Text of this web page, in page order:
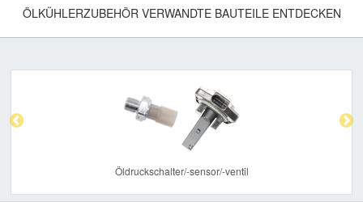
ÖLKÜHLERZUBEHÖR VERWANDTE BAUTEILE ENTDECKEN
Öldruckschalter/-sensor/-ventil